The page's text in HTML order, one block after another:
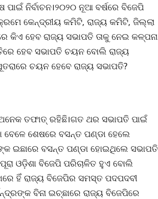
ନିର୍ବାଚନ।୨୦୨୦ ନୂଆ ବର୍ଷରେ ବିଜେପି
କେନ୍ଦ୍ରୀୟ କମିଟି, ରାଜ୍ୟ କମିଟି, ଜିଲ୍ଲା
କିଏ ହେବ ରାଜ୍ୟ ସଭାପତି ତାକୁ ନେଇ କଳ୍ପନା
ହେବ ସଭାପତି ଚୟନ ବୋଲି ରାଜ୍ୟ
ଚୟନ ହେବେ ରାଜ୍ୟ ସଭାପତି?
ତଫାତ୍ ରହିଛି।ଗତ ଥର ସଭାପତି ପାଇଁ
ଶେଷରେ ବସନ୍ତ ପଣ୍ଡା ହେଲେ
ଇଛାରେ ବସନ୍ତ ପଣ୍ଡା ହୋଇଥିଲେ ସଭାପତି
ଓଡ଼ିଶା ବିଜେପି ପରିଚାଳିତ ହୁଏ ବୋଲି
ହିଁ ରାଜ୍ୟ ବିଜେପିର ସମସ୍ତ ପଦପଦବୀ
ବିନା ଇଚ୍ଛାରେ ରାଜ୍ୟ ବିଜେପିରେ